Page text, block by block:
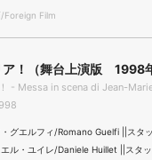
Foreign Film
ア！（舞台上演版 1998
- Messa in scena di Jean-
・グエルフィ/Romano Guelfi ||スタ
ル・ユイレ/Daniele Huillet ||スタ